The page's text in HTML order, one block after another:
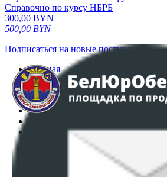
Справочно по курсу НБРБ
300,00 BYN
500,00 BYN
Подписаться на новые поступления
Главная
Аукционы
Интернет-магазин
Регламент организации и
Политика в отношении
ПОЛОЖЕНИЕ О ПОЛИТИКЕ